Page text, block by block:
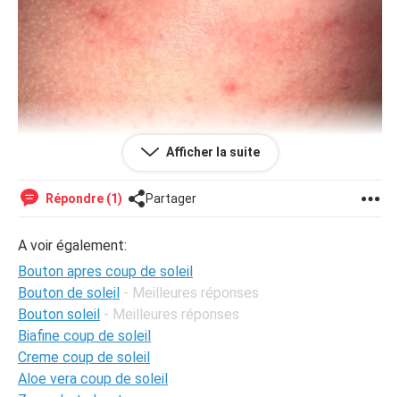
Afficher la suite
Répondre (1) Partager
A voir également:
Bouton apres coup de soleil
Bouton de soleil - Meilleures réponses
Bouton soleil - Meilleures réponses
Biafine coup de soleil
Creme coup de soleil
Aloe vera coup de soleil